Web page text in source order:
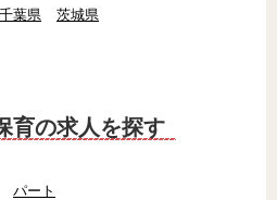
千葉県 茨城県
育の求人を探す
パート